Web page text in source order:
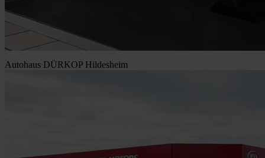
Autohaus DÜRKOP Hildesheim